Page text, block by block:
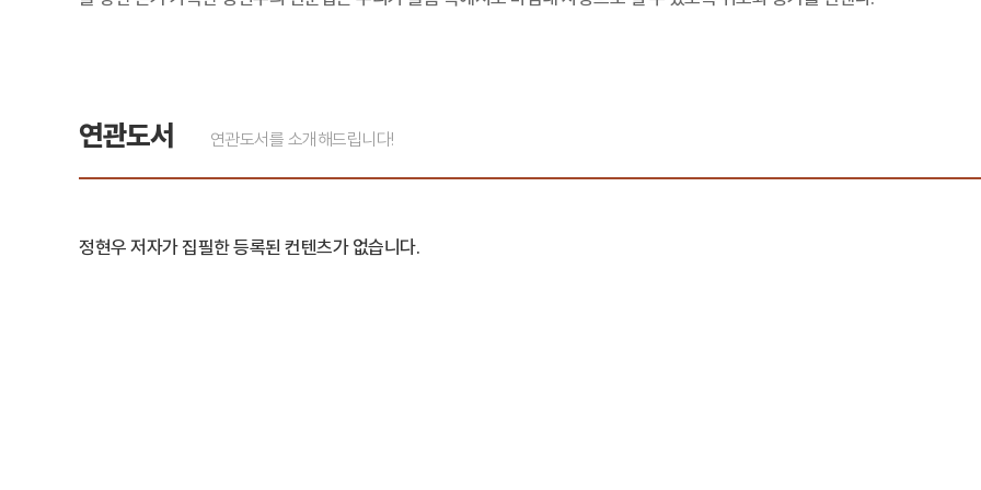
연관도서 연관도서를 소개해드립니다!
정현우 저자가 집필한 등록된 컨텐츠가 없습니다.